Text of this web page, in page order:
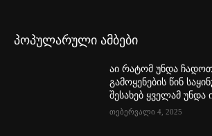
პოპულარული ამბები
აი რატომ უნდა
გამოყენების წინ
შესახებ ყველამ უნდა
თებერვალი 4, 2025